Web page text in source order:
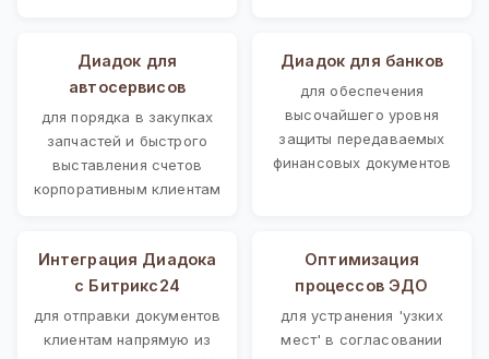
Диадок для
автосервисов
для порядка в закупках
запчастей и быстрого
выставления счетов
корпоративным клиентам
Диадок для банков
для обеспечения
высочайшего уровня
защиты передаваемых
финансовых документов
Интеграция Диадока
с Битрикс24
для отправки документов
клиентам напрямую из
Оптимизация
процессов ЭДО
для устранения 'узких
мест' в согласовании